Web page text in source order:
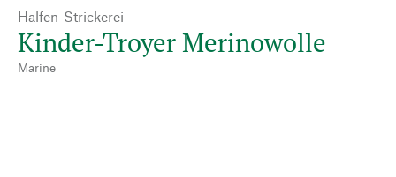
Halfen-Strickerei
Kinder-Troyer Merinowolle
Marine